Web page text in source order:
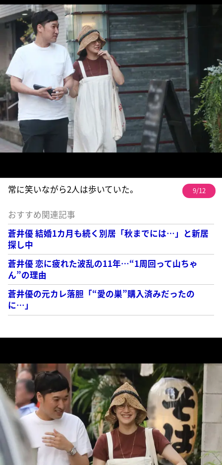
常に笑いながら2人は歩いていた。 9/12
おすすめ関連記事
蒼井優 結婚1カ月も続く別居「秋までには…」と新居
探し中
蒼井優 恋に疲れた波乱の11年…“1周回って山ちゃ
ん”の理由
蒼井優の元カレ落胆「“愛の巣”購入済みだったの
に…」